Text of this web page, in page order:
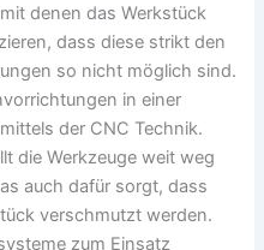
denen das Werkstück
dass diese strikt den
so nicht möglich sind.
in einer
der CNC Technik.
die Werkzeuge weit weg
auch dafür sorgt, dass
verschmutzt werden.
zum Einsatz